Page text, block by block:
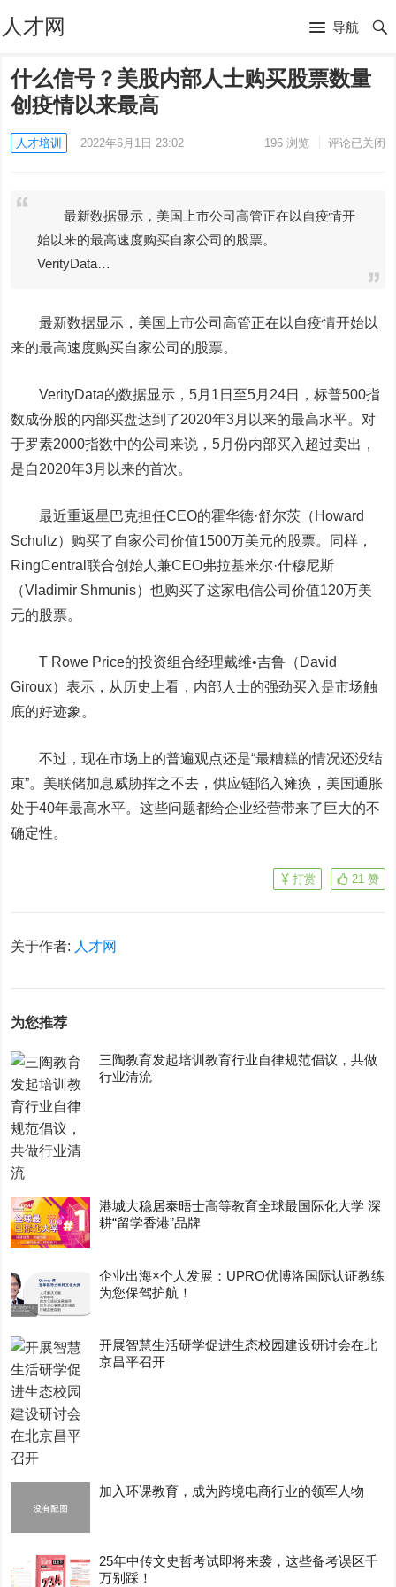
人才网 导航
什么信号？美股内部人士购买股票数量
创疫情以来最高
人才培训 2022年6月1日 23:02 196浏览 评论已关闭
最新数据显示，美国上市公司高管正在以自疫情开
始以来的最高速度购买自家公司的股票。
VerityData…
最新数据显示，美国上市公司高管正在以自疫情开始以
来的最高速度购买自家公司的股票。
VerityData的数据显示，5月1日至5月24日，标普500指
数成份股的内部买盘达到了2020年3月以来的最高水平。对
于罗素2000指数中的公司来说，5月份内部买入超过卖出，
是自2020年3月以来的首次。
最近重返星巴克担任CEO的霍华德·舒尔茨（Howard
Schultz）购买了自家公司价值1500万美元的股票。同样，
RingCentral联合创始人兼CEO弗拉基米尔·什穆尼斯
（Vladimir Shmunis）也购买了这家电信公司价值120万美
元的股票。
T Rowe Price的投资组合经理戴维•吉鲁（David
Giroux）表示，从历史上看，内部人士的强劲买入是市场触
底的好迹象。
不过，现在市场上的普遍观点还是“最糟糕的情况还没结
束”。美联储加息威胁挥之不去，供应链陷入瘫痪，美国通胀
处于40年最高水平。这些问题都给企业经营带来了巨大的不
确定性。
21 赞
打赏
关于作者: 人才网
为您推荐
三陶教育发起培训教育行业自律规范倡议，共做
行业清流
港城大稳居泰晤士高等教育全球最国际化大学 深
耕“留学香港”品牌
企业出海×个人发展：UPRO优博洛国际认证教练
为您保驾护航！
开展智慧生活研学促进生态校园建设研讨会在北
京昌平召开
加入环课教育，成为跨境电商行业的领军人物
25年中传文史哲考试即将来袭，这些备考误区千
万别踩！